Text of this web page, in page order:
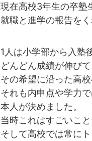
現在高校3年生の卒塾
就職と進学の報告をく
1人は小学部から入塾
どんどん成績が伸び
その希望に沿った高校
それも内申点や学力
本人が決めました。
当時これはすごいこ
そして高校では常にト